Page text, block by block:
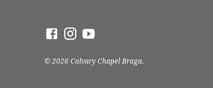
© 2026 Calvary Chapel Braga.